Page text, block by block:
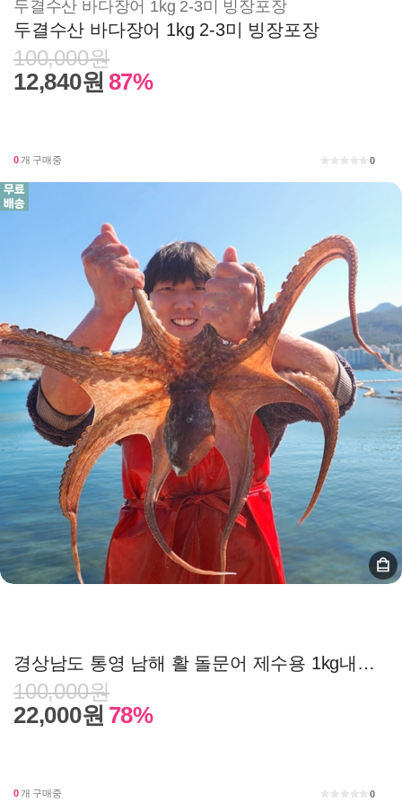
두결수산 바다장어 1kg 2-3미 빙장포장
두결수산 바다장어 1kg 2-3미 빙장포장
100,000원
12,840원 87%
0 개 구매중 0
경상남도 통영 남해 활 돌문어 제수용 1kg내외 1-4미
100,000원
22,000원 78%
0 개 구매중 0